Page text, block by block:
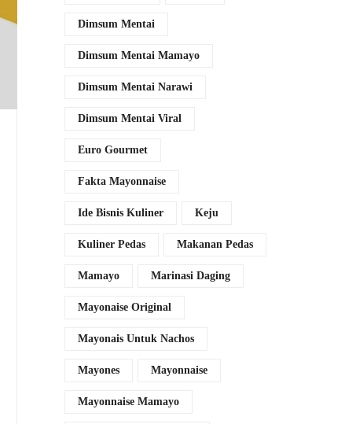
Dimsum Mentai
Dimsum Mentai Mamayo
Dimsum Mentai Narawi
Dimsum Mentai Viral
Euro Gourmet
Fakta Mayonnaise
Ide Bisnis Kuliner Keju
Kuliner Pedas Makanan Pedas
Mamayo Marinasi Daging
Mayonaise Original
Mayonais Untuk Nachos
Mayones Mayonnaise
Mayonnaise Mamayo